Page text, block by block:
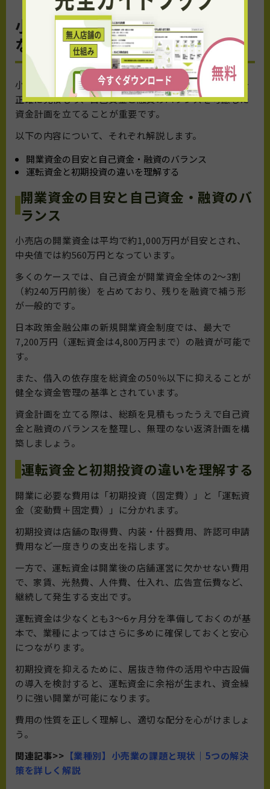
小売店の資金計画と開業に必要
な費用内訳
小売の店舗を経営する際は開業資金と運転資金の両方を
正確に見積もり、自己資金と融資のバランスを考慮した
資金計画を立てることが重要です。
以下の内容について、それぞれ解説します。
開業資金の目安と自己資金・融資のバランス
運転資金と初期投資の違いを理解する
開業資金の目安と自己資金・融資のバ
ランス
小売店の開業資金は平均で約1,000万円が目安とされ、
中央値では約560万円となっています。
多くのケースでは、自己資金が開業資金全体の2〜3割
（約240万円前後）を占めており、残りを融資で補う形
が一般的です。
日本政策金融公庫の新規開業資金制度では、最大で
7,200万円（運転資金は4,800万円まで）の融資が可能で
す。
また、借入の依存度を総資金の50％以下に抑えることが
健全な資金管理の基準とされています。
資金計画を立てる際は、総額を見積もったうえで自己資
金と融資のバランスを整理し、無理のない返済計画を構
築しましょう。
運転資金と初期投資の違いを理解する
開業に必要な費用は「初期投資（固定費）」と「運転資
金（変動費＋固定費）」に分かれます。
初期投資は店舗の取得費、内装・什器費用、許認可申請
費用など一度きりの支出を指します。
一方で、運転資金は開業後の店舗運営に欠かせない費用
で、家賃、光熱費、人件費、仕入れ、広告宣伝費など、
継続して発生する支出です。
運転資金は少なくとも3〜6ヶ月分を準備しておくのが基
本で、業種によってはさらに多めに確保しておくと安心
につながります。
初期投資を抑えるために、居抜き物件の活用や中古設備
の導入を検討すると、運転資金に余裕が生まれ、資金繰
りに強い開業が可能になります。
費用の性質を正しく理解し、適切な配分を心がけましょ
う。
関連記事>> 【業種別】小売業の課題と現状｜5つの解決
策を詳しく解説